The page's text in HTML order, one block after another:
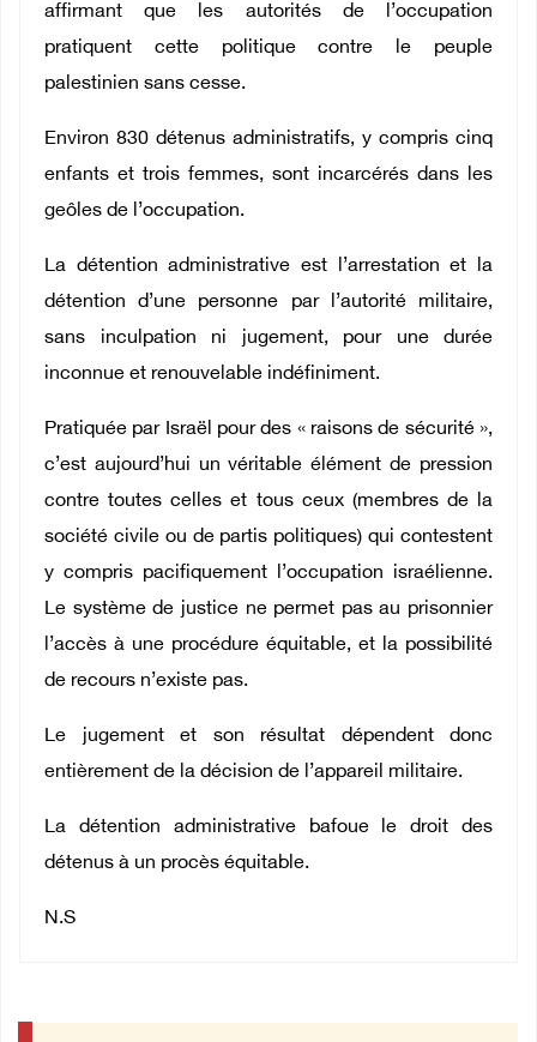
affirmant que les autorités de l’occupation
pratiquent cette politique contre le peuple
palestinien sans cesse.
Environ 830 détenus administratifs, y compris cinq
enfants et trois femmes, sont incarcérés dans les
geôles de l’occupation.
La détention administrative est l’arrestation et la
détention d’une personne par l’autorité militaire,
sans inculpation ni jugement, pour une durée
inconnue et renouvelable indéfiniment.
Pratiquée par Israël pour des « raisons de sécurité »,
c’est aujourd’hui un véritable élément de pression
contre toutes celles et tous ceux (membres de la
société civile ou de partis politiques) qui contestent
y compris pacifiquement l’occupation israélienne.
Le système de justice ne permet pas au prisonnier
l’accès à une procédure équitable, et la possibilité
de recours n’existe pas.
Le jugement et son résultat dépendent donc
entièrement de la décision de l’appareil militaire.
La détention administrative bafoue le droit des
détenus à un procès équitable.
N.S